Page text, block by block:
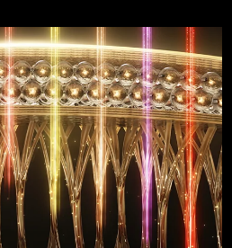
预计送达日期8/11/26
预计送达日期8/13/26
预计送达日期8/10/26
预计送达日期8/8/26
预计送达日期8/8/26